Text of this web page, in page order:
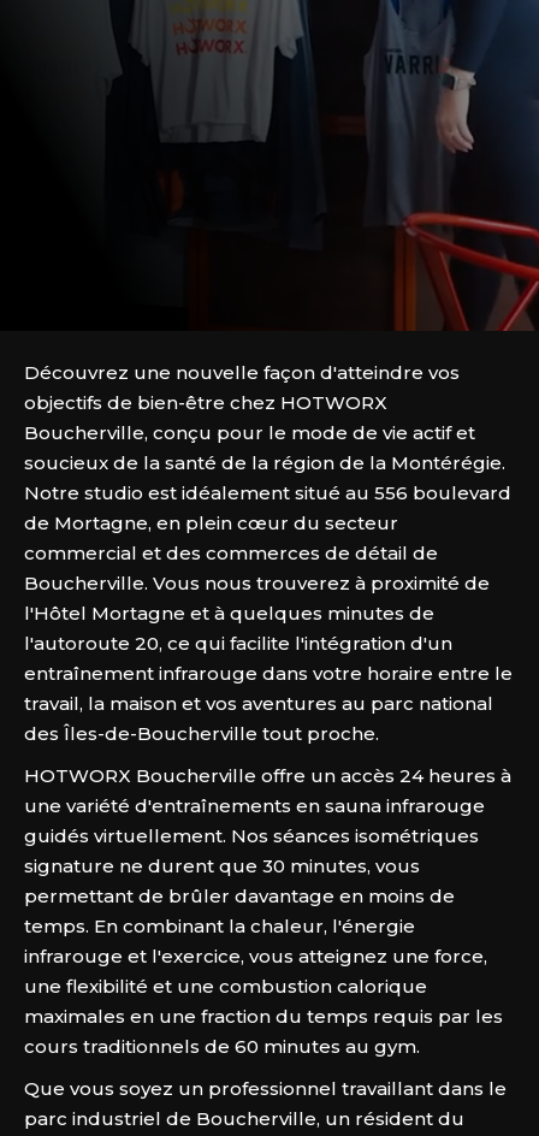
Découvrez une nouvelle façon d'atteindre vos
objectifs de bien-être chez HOTWORX
Boucherville, conçu pour le mode de vie actif et
soucieux de la santé de la région de la Montérégie.
Notre studio est idéalement situé au 556 boulevard
de Mortagne, en plein cœur du secteur
commercial et des commerces de détail de
Boucherville. Vous nous trouverez à proximité de
l'Hôtel Mortagne et à quelques minutes de
l'autoroute 20, ce qui facilite l'intégration d'un
entraînement infrarouge dans votre horaire entre le
travail, la maison et vos aventures au parc national
des Îles-de-Boucherville tout proche.
HOTWORX Boucherville offre un accès 24 heures à
une variété d'entraînements en sauna infrarouge
guidés virtuellement. Nos séances isométriques
signature ne durent que 30 minutes, vous
permettant de brûler davantage en moins de
temps. En combinant la chaleur, l'énergie
infrarouge et l'exercice, vous atteignez une force,
une flexibilité et une combustion calorique
maximales en une fraction du temps requis par les
cours traditionnels de 60 minutes au gym.
Que vous soyez un professionnel travaillant dans le
parc industriel de Boucherville, un résident du